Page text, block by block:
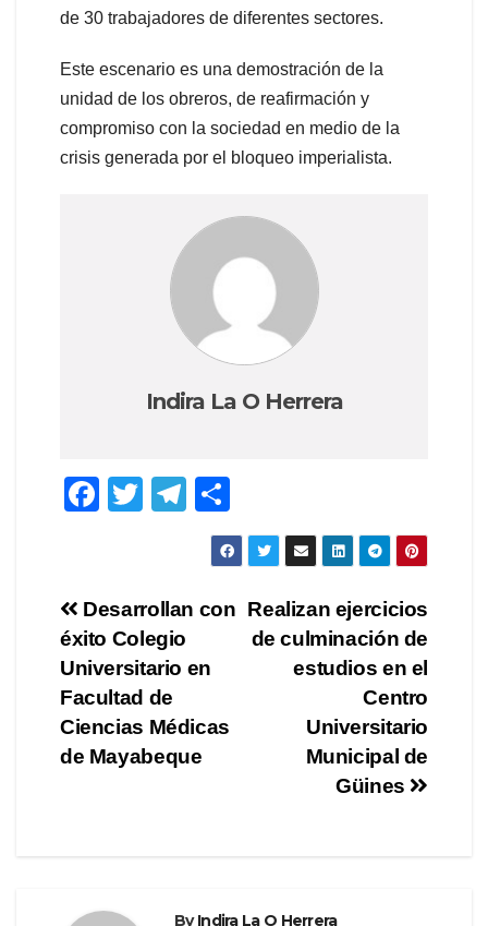
de 30 trabajadores de diferentes sectores.
Este escenario es una demostración de la
unidad de los obreros, de reafirmación y
compromiso con la sociedad en medio de la
crisis generada por el bloqueo imperialista.
Indira La O Herrera
F
e
b
o
o
k
T
er
T
el
gr
m
h
ar
e
Post
navigation
Realizan ejercicios
de culminación de
estudios en el
Centro
Universitario
Municipal de
Güines
Desarrollan con
éxito Colegio
Universitario en
Facultad de
Ciencias Médicas
de Mayabeque
ByIndira La O Herrera